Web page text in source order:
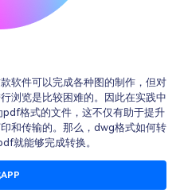
软件可以完成各种图的制作，但对
浏览是比较困难的。因此在实践中
格式的文件，这不仅有助于提升
和传输的。那么，dwg格式如何转
就能够完成转换。